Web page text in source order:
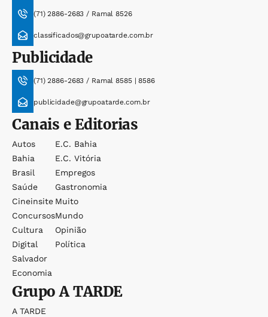
(71) 2886-2683 / Ramal 8526
classificados@grupoatarde.com.br
Publicidade
(71) 2886-2683 / Ramal 8585 | 8586
publicidade@grupoatarde.com.br
Canais e Editorias
Autos
Bahia
Brasil
Saúde
Cineinsite
Concursos
Cultura
Digital
Salvador
Economia
E.c. Bahia
E.c. Vitória
Empregos
Gastronomia
Muito
Mundo
Opinião
Política
GrupoA TARDE
A TARDE